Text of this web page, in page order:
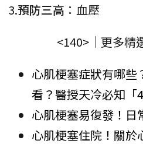
3.預防三高 ：血壓
<140>│更多
心肌梗塞症狀有哪些
看？醫授天冷必知「
心肌梗塞易復發！日
心肌梗塞住院！關於